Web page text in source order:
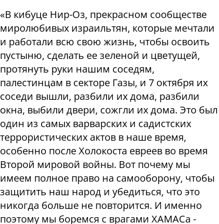
«В кибуце Нир-Оз, прекрасном сообществе
миролюбивых израильтян, которые мечтали
и работали всю свою жизнь, чтобы освоить
пустыню, сделать ее зеленой и цветущей,
протянуть руки нашим соседям,
палестинцам в секторе Газы, и 7 октября их
соседи вышли, разбили их дома, разбили
окна, выбили двери, сожгли их дома. Это был
один из самых варварских и садистских
террористических актов в наше время,
особенно после Холокоста евреев во время
Второй мировой войны. Вот почему мы
имеем полное право на самооборону, чтобы
защитить наш народ и убедиться, что это
никогда больше не повторится. И именно
поэтому мы боремся с врагами ХАМАСа -